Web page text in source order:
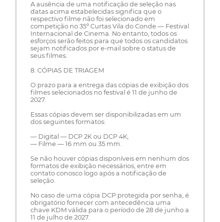
A ausência de uma notificação de seleção nas
datas acima estabelecidas significa que o
respectivo filme não foi selecionado em
competição no 35º Curtas Vila do Conde — Festival
Internacional de Cinema. No entanto, todos os
esforços serão feitos para que todos os candidatos
sejam notificados por e-mail sobre o status de
seus filmes.
8. CÓPIAS DE TRIAGEM
O prazo para a entrega das cópias de exibição dos
filmes selecionados no festival é 11 de junho de
2027.
Essas cópias devem ser disponibilizadas em um
dos seguintes formatos:
— Digital — DCP 2K ou DCP 4K;
— Filme — 16 mm ou 35 mm.
Se não houver cópias disponíveis em nenhum dos
formatos de exibição necessários, entre em
contato conosco logo após a notificação de
seleção.
No caso de uma cópia DCP protegida por senha, é
obrigatório fornecer com antecedência uma
chave KDM válida para o período de 28 de junho a
11 de julho de 2027.